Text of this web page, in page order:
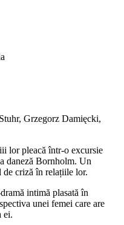
Grzegorz Damięcki,
lor pleacă într-o excursie
daneză Bornholm. Un
criză în relațiile lor.
intimă plasată în
unei femei care are
ei.